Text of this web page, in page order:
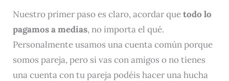
Nuestro primer paso es claro, acordar quetodo lo
pagamos a medias, no importa el qué.
Personalmente usamos una cuenta común porque
somos pareja, pero si vas con amigos o no tienes
una cuenta con tu pareja podéis hacer una hucha